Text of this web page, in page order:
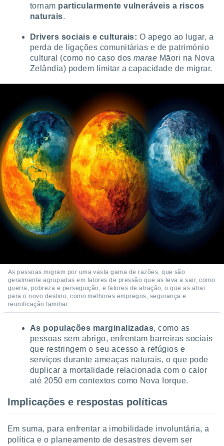
tornam particularmente vulneráveis a riscos
naturais.
Drivers sociais e culturais: O apego ao lugar, a
perda de ligações comunitárias e de património
cultural (como no caso dos marae Māori na Nova
Zelândia) podem limitar a capacidade de migrar.
As pessoas migram por uma vasta gama de razões, que são
geralmente agrupadas em fatores de pressão que as leva a sair, como
guerra, pobreza e perseguição, e fatores de atração, o que as atrai
para o novo destino, como melhores empregos, segurança e
reunificação familiar.
As populações marginalizadas, como as
pessoas sem abrigo, enfrentam barreiras sociais
que restringem o seu acesso a refúgios e
serviços durante ameaças naturais, o que pode
duplicar a mortalidade relacionada com o calor
até 2050 em contextos como Nova Iorque.
Implicações e respostas políticas
Em suma, para enfrentar a imobilidade involuntária, a
política e o planeamento de desastres devem ser